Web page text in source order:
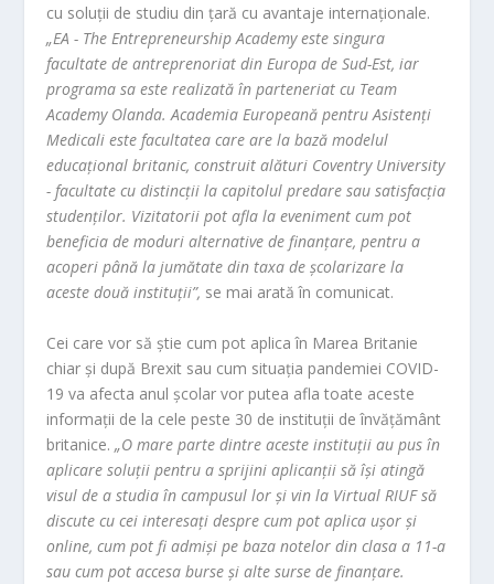
cu soluţii de studiu din ţară cu avantaje internaţionale.
„EA - The Entrepreneurship Academy este singura
facultate de antreprenoriat din Europa de Sud-Est, iar
programa sa este realizată în parteneriat cu Team
Academy Olanda. Academia Europeană pentru Asistenţi
Medicali este facultatea care are la bază modelul
educaţional britanic, construit alături Coventry University
- facultate cu distincţii la capitolul predare sau satisfacţia
studenţilor. Vizitatorii pot afla la eveniment cum pot
beneficia de moduri alternative de finanţare, pentru a
acoperi până la jumătate din taxa de şcolarizare la
aceste două instituţii”, se mai arată în comunicat.
Cei care vor să ştie cum pot aplica în Marea Britanie
chiar şi după Brexit sau cum situaţia pandemiei COVID-
19 va afecta anul şcolar vor putea afla toate aceste
informaţii de la cele peste 30 de instituţii de învăţământ
britanice.„O mare parte dintre aceste instituţii au pus în
aplicare soluţii pentru a sprijini aplicanţii să îşi atingă
visul de a studia în campusul lor şi vin la Virtual RIUF să
discute cu cei interesaţi despre cum pot aplica uşor şi
online, cum pot fi admişi pe baza notelor din clasa a 11-a
sau cum pot accesa burse şi alte surse de finanţare.